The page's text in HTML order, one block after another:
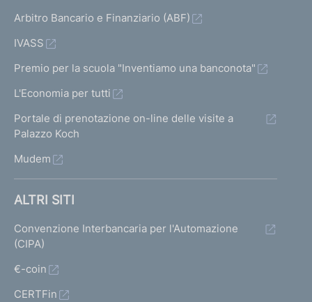
Arbitro Bancario e Finanziario (ABF)
IVASS
Premio per la scuola "Inventiamo una banconota"
L'Economia per tutti
Portale di prenotazione on-line delle visite a
Palazzo Koch
Mudem
ALTRI SITI
Convenzione Interbancaria per l'Automazione
(CIPA)
€-coin
CERTFin